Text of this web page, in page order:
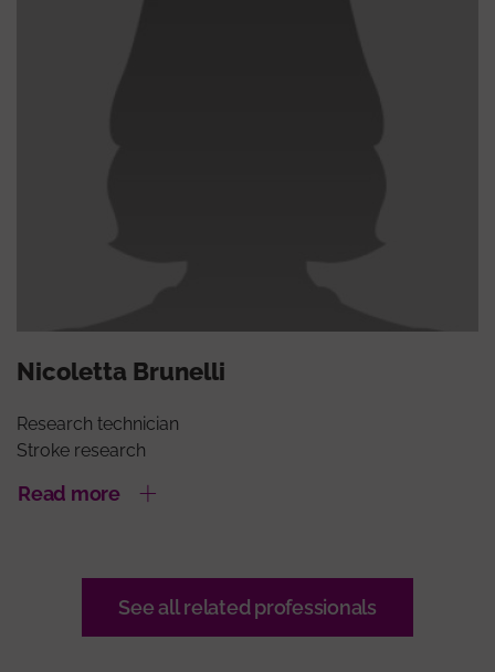
Nicoletta Brunelli
Research technician
Stroke research
Read more
See all related professionals